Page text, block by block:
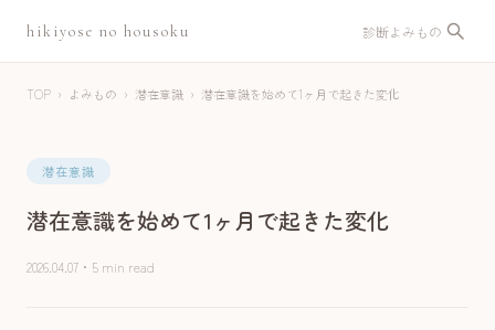
hikiyose no housoku 診断よみもの
TOP › よみもの › 潜在意識 › 潜在意識を始めて1ヶ月で起きた変化
潜在意識
潜在意識を始めて1ヶ月で起きた変化
2026.04.07 ・ 5 min read